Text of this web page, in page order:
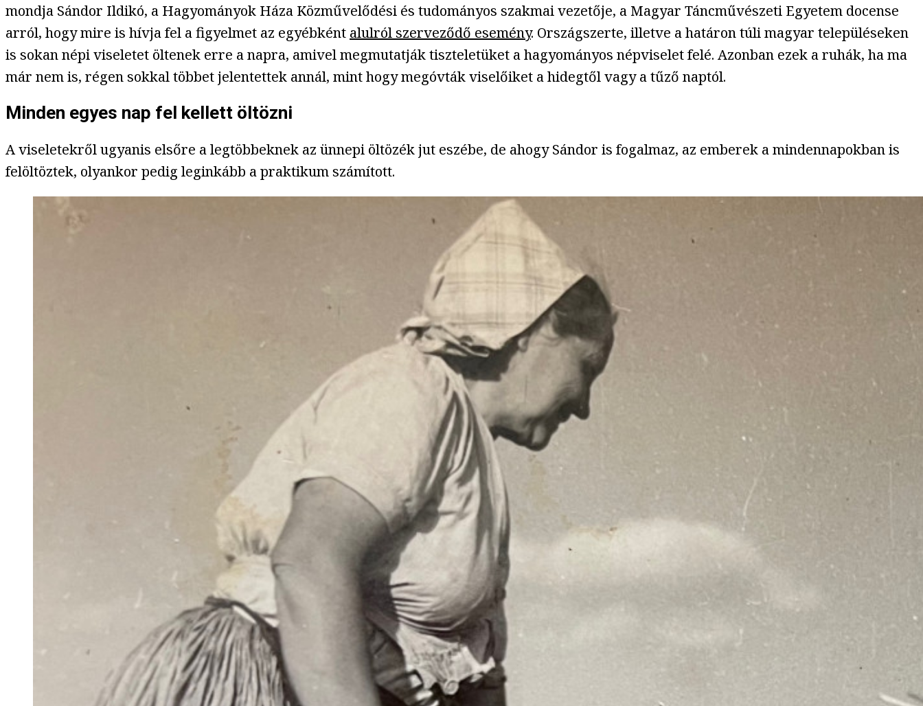
mondja Sándor Ildikó, a Hagyományok Háza Közművelődési és tudományos szakmai vezetője, a Magyar Táncművészeti Egyetem docense
arról, hogy mire is hívja fel a figyelmet az egyébként alulról szerveződő esemény. Országszerte, illetve a határon túli magyar településeken
is sokan népi viseletet öltenek erre a napra, amivel megmutatják tiszteletüket a hagyományos népviselet felé. Azonban ezek a ruhák, ha ma
már nem is, régen sokkal többet jelentettek annál, mint hogy megóvták viselőiket a hidegtől vagy a tűző naptól.
Minden egyes nap fel kellett öltözni
A viseletekről ugyanis elsőre a legtöbbeknek az ünnepi öltözék jut eszébe, de ahogy Sándor is fogalmaz, az emberek a mindennapokban is
felöltöztek, olyankor pedig leginkább a praktikum számított.